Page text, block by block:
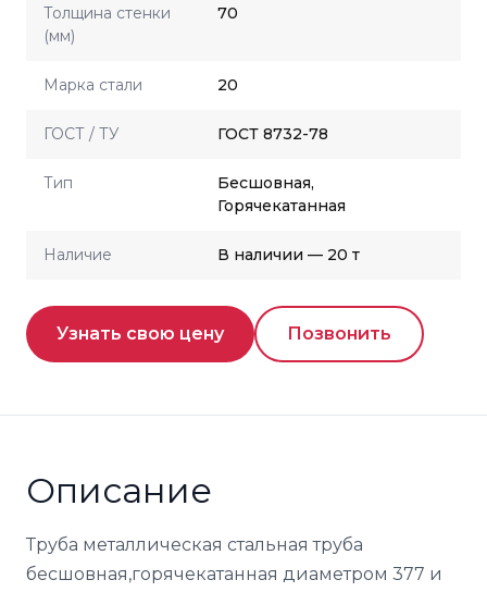
Толщина стенки
(мм)
70
Марка стали 20
ГОСТ / ТУ ГОСТ 8732-78
Тип
Бесшовная,
Горячекатанная
Наличие В наличии — 20 т
Узнать свою цену Позвонить
Описание
Труба металлическая стальная труба
бесшовная,горячекатанная диаметром 377 и